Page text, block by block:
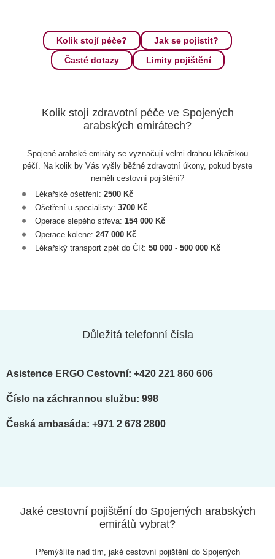
Kolik stojí péče?
Jak se pojistit?
Časté dotazy
Limity pojištění
Kolik stojí zdravotní péče ve Spojených
arabských emirátech?
Spojené arabské emiráty se vyznačují velmi drahou lékařskou
péčí. Na kolik by Vás vyšly běžné zdravotní úkony, pokud byste
neměli cestovní pojištění?
Lékařské ošetření: 2500 Kč
Ošetření u specialisty: 3700 Kč
Operace slepého střeva: 154 000 Kč
Operace kolene: 247 000 Kč
Lékařský transport zpět do ČR: 50 000 - 500 000 Kč
Důležitá telefonní čísla
Asistence ERGO Cestovní: +420 221 860 606
Číslo na záchrannou službu: 998
Česká ambasáda: +971 2 678 2800
Jaké cestovní pojištění do Spojených arabských
emirátů vybrat?
Přemýšlíte nad tím, jaké cestovní pojištění do Spojených